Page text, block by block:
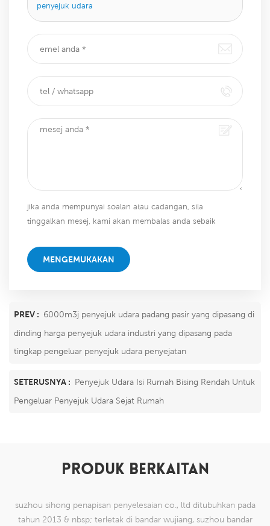
penyejuk udara
jika anda mempunyai soalan atau cadangan, sila
tinggalkan mesej, kami akan membalas anda sebaik
MENGEMUKAKAN
PREV : 6000m3j penyejuk udara padang pasir yang dipasang di
dinding harga penyejuk udara industri yang dipasang pada
tingkap pengeluar penyejuk udara penyejatan
SETERUSNYA : Penyejuk Udara Isi Rumah Bising Rendah Untuk
Pengeluar Penyejuk Udara Sejat Rumah
PRODUK BERKAITAN
suzhou sihong penapisan penyelesaian co., ltd ditubuhkan pada
tahun 2013 & nbsp; terletak di bandar wujiang, suzhou bandar